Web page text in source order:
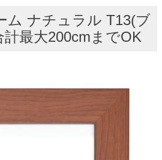
ム ナチュラル T13(ブ
最大200cmまでOK